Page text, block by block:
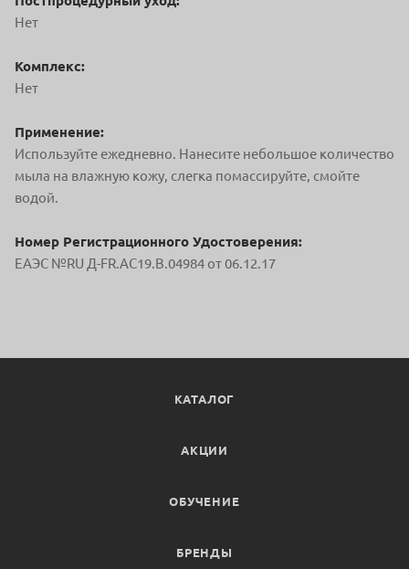
Нет
Комплекс:
Нет
Применение:
Используйте ежедневно. Нанесите небольшое количество
мыла на влажную кожу, слегка помассируйте, смойте
водой.
Номер Регистрационного Удостоверения:
ЕАЭС №RU Д-FR.AC19.B.04984 от 06.12.17
КАТАЛОГ
АКЦИИ
ОБУЧЕНИЕ
БРЕНДЫ